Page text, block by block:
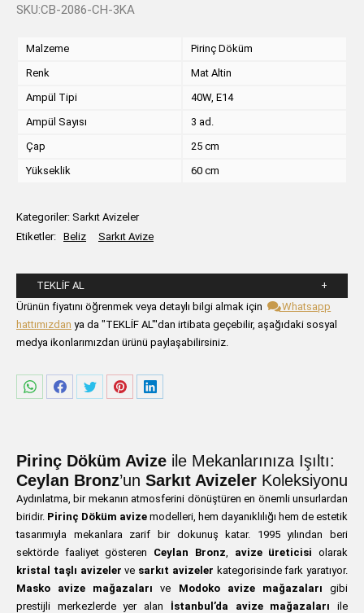
SKU:CB-2086-CH-3KA
Malzeme
Pirinç Döküm
Renk
Mat Altin
Ampül Tipi
40W, E14
Ampül Sayısı
3 ad.
Çap
25 cm
Yükseklik
60 cm
Kategoriler: Sarkıt Avizeler
Etiketler: Beliz Sarkıt Avize
TEKLIF AL
Lütfen aşağıdaki formu alanlarını doldurunuz.
Ürünün fiyatını öğrenmek veya detaylı bilgi almak için
Whatsapp
hattımızdan ya da "TEKLİF AL"'dan irtibata geçebilir, aşağıdaki sosyal
medya ikonlarımızdan ürünü paylaşabilirsiniz.
ShareShareShareShareShare
Pirinç Döküm Avize ile Mekanlarınıza Işıltı:
Ceylan Bronz’un Sarkıt Avizeler Koleksiyonu
Aydınlatma, bir mekanın atmosferini dönüştüren en önemli unsurlardan
biridir. Pirinç Döküm avize modelleri, hem dayanıklılığı hem de estetik
tasarımıyla mekanlara zarif bir dokunuş katar. 1995 yılından beri
sektörde faaliyet gösteren Ceylan Bronz, avize üreticisi olarak
kristal taşlı avizeler ve sarkıt avizeler kategorisinde fark yaratıyor.
Masko avize mağazaları ve Modoko avize mağazaları gibi
prestijli merkezlerde yer alan İstanbul’da avize mağazaları ile